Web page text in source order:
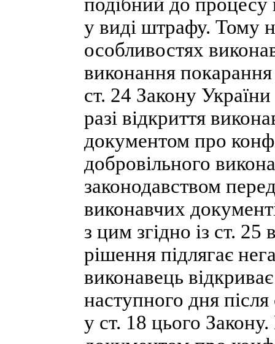
у виді штрафу. Тому
особливостях
виконання покарання
ст. 24 Закону
разі відкриття
документом про
добровільного
законодавством
виконавчих
з цим згідно із ст.
рішення підлягає
виконавець
наступного дня
у ст. 18 цього